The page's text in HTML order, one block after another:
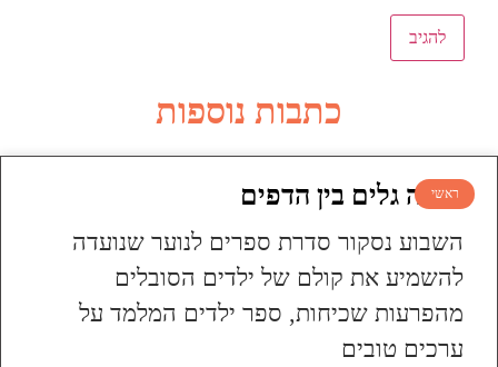
כתבות נוספות
ראשי
עושה גלים בין הדפים
השבוע נסקור סדרת ספרים לנוער שנועדה
להשמיע את קולם של ילדים הסובלים
מהפרעות שכיחות, ספר ילדים המלמד על
ערכים טובים